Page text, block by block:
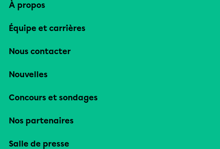
À propos
Équipe et carrières
Nous contacter
Nouvelles
Concours et sondages
Nos partenaires
Salle de presse